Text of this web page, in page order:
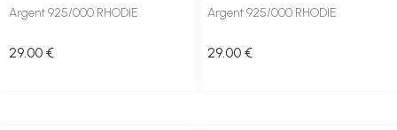
Argent 925/000 RHODIE
29.00 €
Argent 925/000 RHODIE
29.00 €